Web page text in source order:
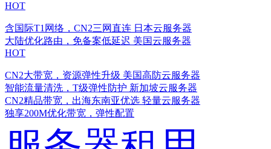
HOT
含国际T1网络，CN2三网直连 日本云服务器
大陆优化路由，免备案低延迟 美国云服务器
HOT
CN2大带宽，资源弹性升级 美国高防云服务器
智能流量清洗，T级弹性防护 新加坡云服务器
CN2精品带宽，出海东南亚优选 轻量云服务器
独享200M优化带宽，弹性配置